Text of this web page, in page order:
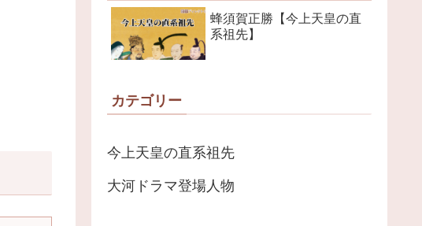
蜂須賀正勝【今上天皇の直
系祖先】
カテゴリー
今上天皇の直系祖先
大河ドラマ登場人物